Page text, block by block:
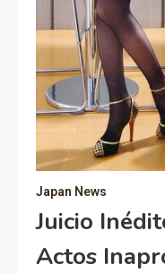
Japan News
Juicio
Actos